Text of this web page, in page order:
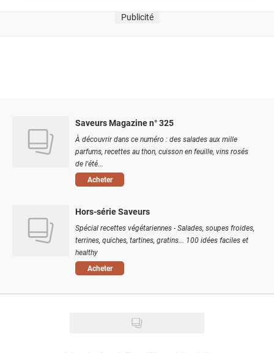
Publicité
Saveurs Magazine n° 325
À découvrir dans ce numéro : des salades aux mille
parfums, recettes au thon, cuisson en feuille, vins rosés
de l'été...
Acheter
Hors-série Saveurs
Spécial recettes végétariennes - Salades, soupes froides,
terrines, quiches, tartines, gratins... 100 idées faciles et
healthy
Acheter